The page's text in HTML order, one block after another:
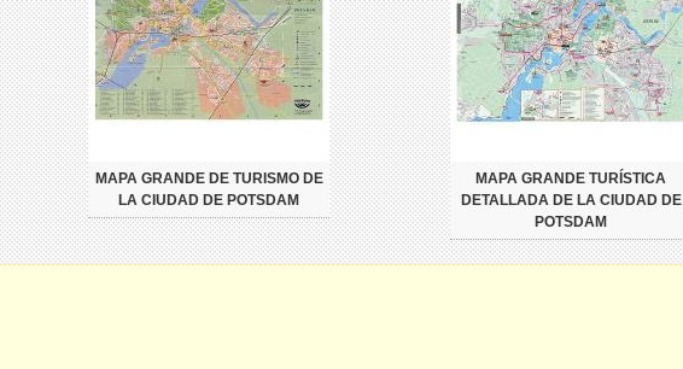
MAPA GRANDE DE TURISMO DE
LA CIUDAD DE POTSDAM
MAPA GRANDE TURÍSTICA
DETALLADA DE LA CIUDAD DE
POTSDAM